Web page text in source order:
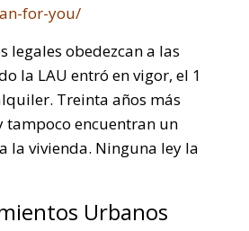
for-you/
legales obedezcan a las
la LAU entró en vigor, el 1
Treinta años más
tampoco encuentran un
la vivienda. Ninguna ley la
Urbanos